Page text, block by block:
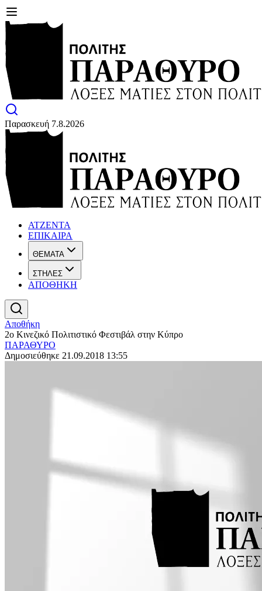
Παρασκευή 7.8.2026
ΑΤΖΕΝΤΑ
ΕΠΙΚΑΙΡΑ
ΘΕΜΑΤΑ
ΣΤΗΛΕΣ
ΑΠΟΘΗΚΗ
Αποθήκη
2ο Κινεζικό Πολιτιστικό Φεστιβάλ στην Κύπρο
ΠΑΡΑΘΥΡΟ
Δημοσιεύθηκε 21.09.2018 13:55